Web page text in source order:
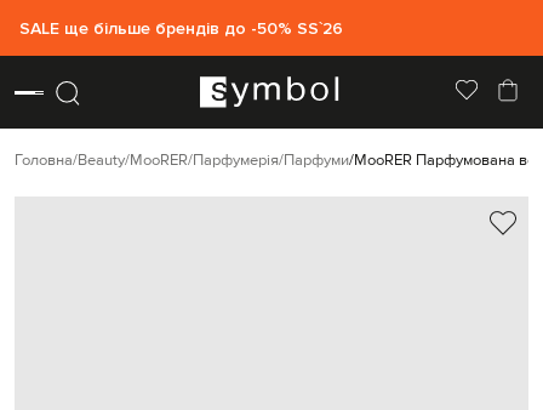
SALE ще більше брендів до -50% SS`26
Головна Beauty MooRER Парфумерія Парфуми MooRER Парфумована